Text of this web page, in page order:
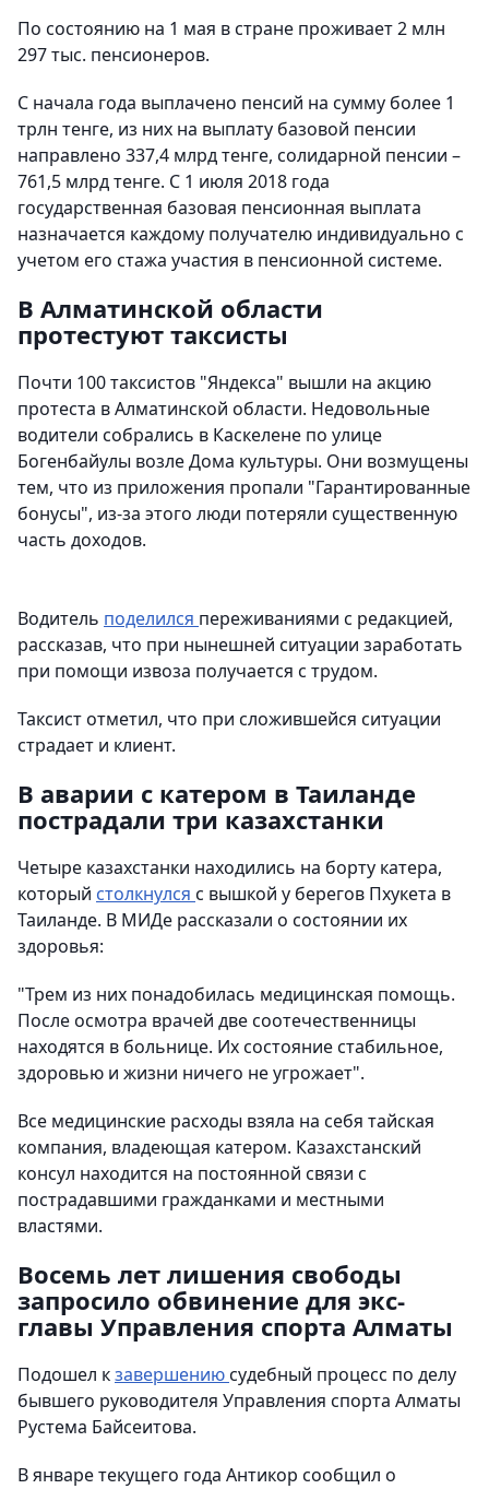
По состоянию на 1 мая в стране проживает 2 млн
297 тыс. пенсионеров.
С начала года выплачено пенсий на сумму более 1
трлн тенге, из них на выплату базовой пенсии
направлено 337,4 млрд тенге, солидарной пенсии –
761,5 млрд тенге. С 1 июля 2018 года
государственная базовая пенсионная выплата
назначается каждому получателю индивидуально с
учетом его стажа участия в пенсионной системе.
В Алматинской области
протестуют таксисты
Почти 100 таксистов "Яндекса" вышли на акцию
протеста в Алматинской области. Недовольные
водители собрались в Каскелене по улице
Богенбайулы возле Дома культуры. Они возмущены
тем, что из приложения пропали "Гарантированные
бонусы", из-за этого люди потеряли существенную
часть доходов.
Водитель поделился переживаниями с редакцией,
рассказав, что при нынешней ситуации заработать
при помощи извоза получается с трудом.
Таксист отметил, что при сложившейся ситуации
страдает и клиент.
В аварии с катером в Таиланде
пострадали три казахстанки
Четыре казахстанки находились на борту катера,
который столкнулся с вышкой у берегов Пхукета в
Таиланде. В МИДе рассказали о состоянии их
здоровья:
"Трем из них понадобилась медицинская помощь.
После осмотра врачей две соотечественницы
находятся в больнице. Их состояние стабильное,
здоровью и жизни ничего не угрожает".
Все медицинские расходы взяла на себя тайская
компания, владеющая катером. Казахстанский
консул находится на постоянной связи с
пострадавшими гражданками и местными
властями.
Восемь лет лишения свободы
запросило обвинение для экс-
главы Управления спорта Алматы
Подошел кзавершениюсудебный процесс по делу
бывшего руководителя Управления спорта Алматы
Рустема Байсеитова.
В январе текущего года Антикор сообщил о